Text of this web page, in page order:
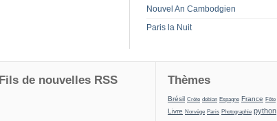
Nouvel An Cambodgien
Paris la Nuit
Fils de nouvelles RSS Thèmes
191/796
Brésil
66/796Créte
62/796 debian
68/796 Espagne
191/796 France
133/796 Fête
131/796
194/796
Livre
128/796
Norvège
129/796 Paris
129/796 Photographie
330/796 python
66/796
315/796